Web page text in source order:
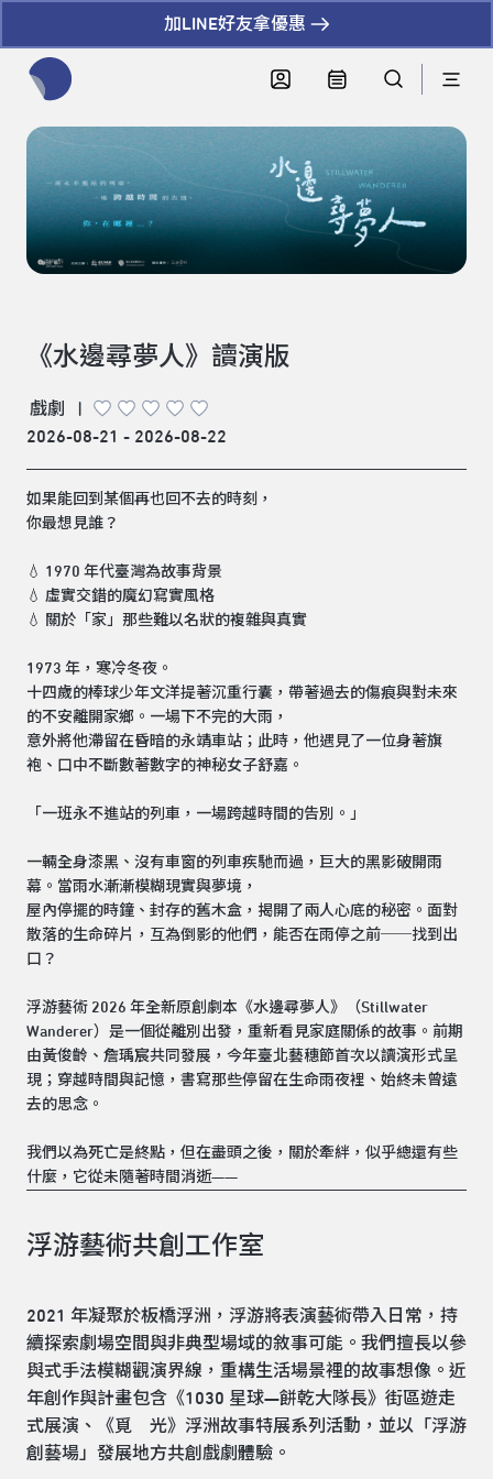
加LINE好友拿優惠
《水邊尋夢人》讀演版
戲劇
|
2026-08-21 - 2026-08-22
如果能回到某個再也回不去的時刻，
你最想見誰？
💧 1970 年代臺灣為故事背景
💧 虛實交錯的魔幻寫實風格
💧 關於「家」那些難以名狀的複雜與真實
1973 年，寒冷冬夜。
十四歲的棒球少年文洋提著沉重行囊，帶著過去的傷痕與對未來
的不安離開家鄉。一場下不完的大雨，
意外將他滯留在昏暗的永靖車站；此時，他遇見了一位身著旗
袍、口中不斷數著數字的神秘女子舒嘉。
「一班永不進站的列車，一場跨越時間的告別。」
一輛全身漆黑、沒有車窗的列車疾馳而過，巨大的黑影破開雨
幕。當雨水漸漸模糊現實與夢境，
屋內停擺的時鐘、封存的舊木盒，揭開了兩人心底的秘密。面對
散落的生命碎片，互為倒影的他們，能否在雨停之前──找到出
口？
浮游藝術 2026 年全新原創劇本《水邊尋夢人》（Stillwater
Wanderer）是一個從離別出發，重新看見家庭關係的故事。前期
由黃俊齡、詹瑀宸共同發展，今年臺北藝穗節首次以讀演形式呈
現；穿越時間與記憶，書寫那些停留在生命雨夜裡、始終未曾遠
去的思念。
我們以為死亡是終點，但在盡頭之後，關於牽絆，似乎總還有些
什麼，它從未隨著時間消逝——
浮游藝術共創工作室
2021 年凝聚於板橋浮洲，浮游將表演藝術帶入日常，持
續探索劇場空間與非典型場域的敘事可能。我們擅長以參
與式手法模糊觀演界線，重構生活場景裡的故事想像。近
年創作與計畫包含《1030 星球—餅乾大隊長》街區遊走
式展演、《覓 光》浮洲故事特展系列活動，並以「浮游
創藝場」發展地方共創戲劇體驗。